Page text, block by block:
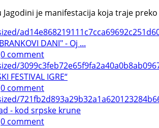
u Jagodini je manifestacija koja traje
DANI" - Oj ...
0 comment
FESTIVAL IGRE“
0 comment
- kod srpske krune
0 comment